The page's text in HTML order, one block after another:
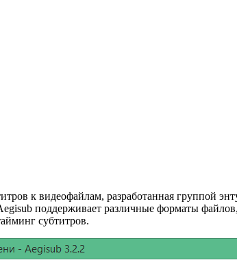
к видеофайлам, разработанная группой
поддерживает различные форматы
субтитров.